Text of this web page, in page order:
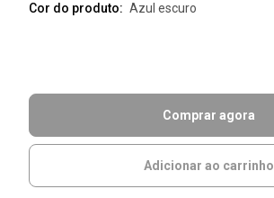
Cor do produto: azul escuro
Comprar agora
Adicionar ao carrinho